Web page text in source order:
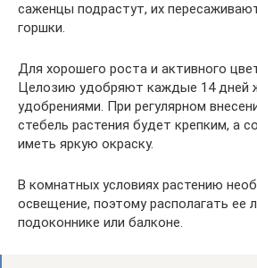
саженцы подрастут, их
горшки.
Для хорошего роста и активного
Целозию удобряют каждые 14 дней
удобрениями. При регулярном
стебель растения будет крепким, а
иметь яркую окраску.
В комнатных условиях растению
освещение, поэтому располагать ее
подоконнике или балконе.